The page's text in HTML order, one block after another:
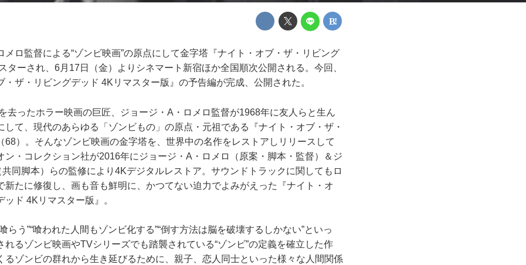
ロ監督による“ゾンビ映画”の原点にして金字塔『ナイト・オブ・ザ・リビング
ターされ、6月17日（金）よりシネマート新宿ほか全国順次公開される。今回、
・ザ・リビングデッド 4Kリマスター版』の予告編が完成、公開された。
去ったホラー映画の巨匠、ジョージ・A・ロメロ監督が1968年に友人らと生ん
して、現代のあらゆる「ゾンビもの」の原点・元祖である『ナイト・オブ・ザ・
68）。そんなゾンビ映画の金字塔を、世界中の名作をレストアしリリースして
ン・コレクション社が2016年にジョージ・A・ロメロ（原案・脚本・監督）＆ジ
共同脚本）らの監修により4Kデジタルレストア。サウンドトラックに関してもロ
新たに修復し、画も音も鮮明に、かつてない迫力でよみがえった『ナイト・オ
ド 4Kリマスター版』。
らう”“喰われた人間もゾンビ化する”“倒す方法は脳を破壊するしかない”といっ
れるゾンビ映画やTVシリーズでも踏襲されている“ゾンビ”の定義を確立した作
るゾンビの群れから生き延びるために、親子、恋人同士といった様々な人間関係